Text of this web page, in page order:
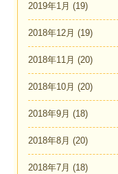
2019年1月 (19)
2018年12月 (19)
2018年11月 (20)
2018年10月 (20)
2018年9月 (18)
2018年8月 (20)
2018年7月 (18)